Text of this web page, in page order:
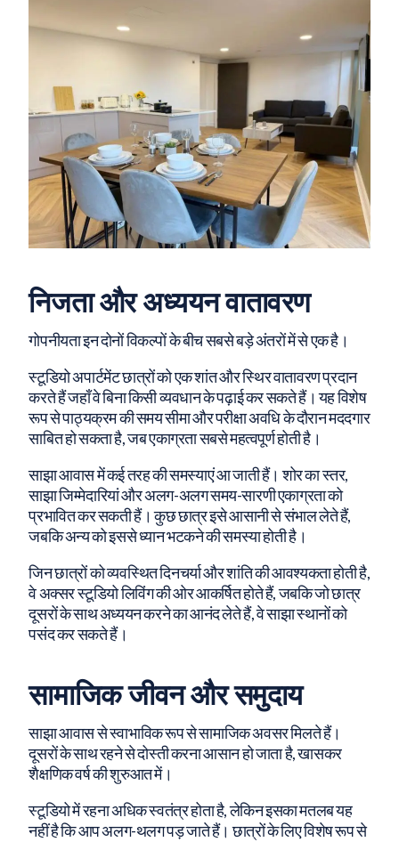
निजता और अध्ययन वातावरण
गोपनीयता इन दोनों विकल्पों के बीच सबसे बड़े अंतरों में से एक है।
स्टूडियो अपार्टमेंट छात्रों को एक शांत और स्थिर वातावरण प्रदान
करते हैं जहाँ वे बिना किसी व्यवधान के पढ़ाई कर सकते हैं। यह विशेष
रूप से पाठ्यक्रम की समय सीमा और परीक्षा अवधि के दौरान मददगार
साबित हो सकता है, जब एकाग्रता सबसे महत्वपूर्ण होती है।
साझा आवास में कई तरह की समस्याएं आ जाती हैं। शोर का स्तर,
साझा जिम्मेदारियां और अलग-अलग समय-सारणी एकाग्रता को
प्रभावित कर सकती हैं। कुछ छात्र इसे आसानी से संभाल लेते हैं,
जबकि अन्य को इससे ध्यान भटकने की समस्या होती है।
जिन छात्रों को व्यवस्थित दिनचर्या और शांति की आवश्यकता होती है,
वे अक्सर स्टूडियो लिविंग की ओर आकर्षित होते हैं, जबकि जो छात्र
दूसरों के साथ अध्ययन करने का आनंद लेते हैं, वे साझा स्थानों को
पसंद कर सकते हैं।
सामाजिक जीवन और समुदाय
साझा आवास से स्वाभाविक रूप से सामाजिक अवसर मिलते हैं।
दूसरों के साथ रहने से दोस्ती करना आसान हो जाता है, खासकर
शैक्षणिक वर्ष की शुरुआत में।
स्टूडियो में रहना अधिक स्वतंत्र होता है, लेकिन इसका मतलब यह
नहीं है कि आप अलग-थलग पड़ जाते हैं। छात्रों के लिए विशेष रूप से